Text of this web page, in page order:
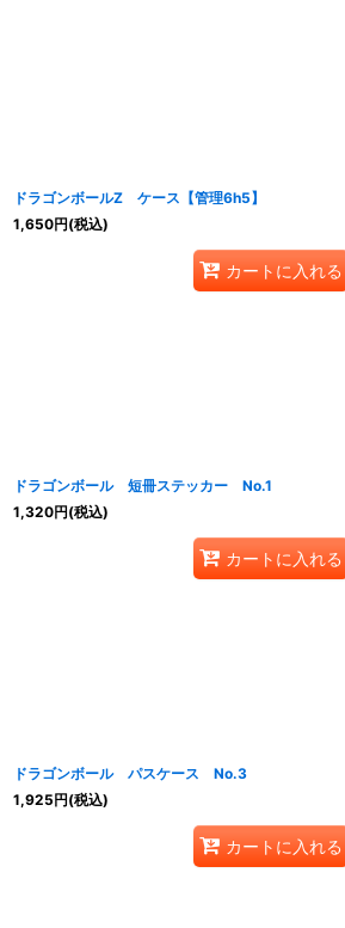
ドラゴンボールZ ケース【管理6h5】
1,650円(税込)
カートに入れる
ドラゴンボール 短冊ステッカー No.1
1,320円(税込)
カートに入れる
ドラゴンボール パスケース No.3
1,925円(税込)
カートに入れる